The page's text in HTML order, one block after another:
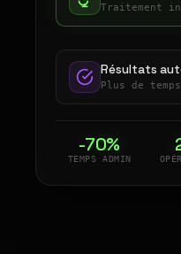
Traitement
Résultats
Plus de
-70%
TEMPS ADMIN